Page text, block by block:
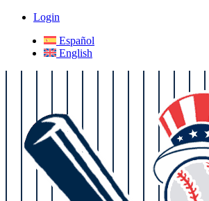
Login
Español
English